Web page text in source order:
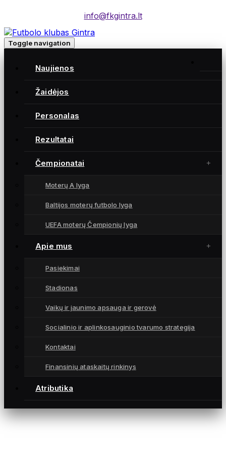
info@fkgintra.lt
Toggle navigation
Naujienos
Žaidėjos
Personalas
Rezultatai
Čempionatai
Moterų A lyga
Baltijos moterų futbolo lyga
UEFA moterų Čempionių lyga
Apie mus
Pasiekimai
Stadionas
Vaikų ir jaunimo apsauga ir gerovė
Socialinio ir aplinkosauginio tvarumo strategija
Kontaktai
Finansinių ataskaitų rinkinys
Atributika
Moterų futbolo klubas „Gintra“ – daugkartinės
Lietuvai UEFA moterų Čempionių lygoje.
NUORODOS
+370 687 33129
Šiauliai, Lietuva